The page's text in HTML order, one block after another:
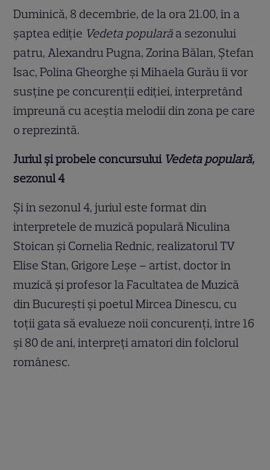
Duminică, 8 decembrie, de la ora 21.00, în a
şaptea ediţie Vedeta populară a sezonului
patru, Alexandru Pugna, Zorina Bălan, Ştefan
Isac, Polina Gheorghe şi Mihaela Gurău îi vor
susţine pe concurenţii ediţiei, interpretând
împreună cu aceştia melodii din zona pe care
o reprezintă.
Juriul şi probele concursului Vedeta populară,
sezonul 4
Şi în sezonul 4, juriul este format din
interpretele de muzică populară Niculina
Stoican şi Cornelia Rednic, realizatorul TV
Elise Stan, Grigore Leşe – artist, doctor în
muzică şi profesor la Facultatea de Muzică
din Bucureşti şi poetul Mircea Dinescu, cu
toţii gata să evalueze noii concurenţi, între 16
şi 80 de ani, interpreţi amatori din folclorul
românesc.